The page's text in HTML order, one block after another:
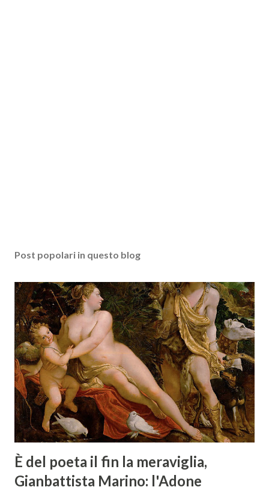
Post popolari in questo blog
È del poeta il fin la meraviglia,
Gianbattista Marino: l'Adone